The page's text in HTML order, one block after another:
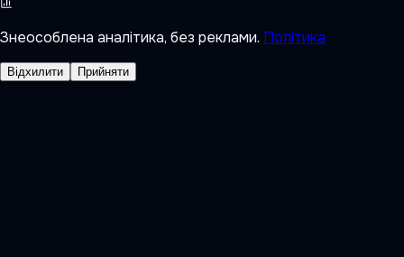
Знеособлена аналітика, без реклами. Політика
Відхилити Прийняти